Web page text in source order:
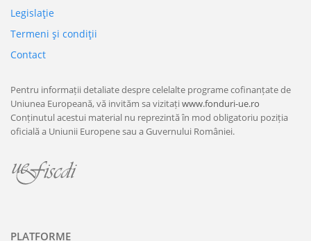
Legislaţie
Termeni şi condiţii
Contact
Pentru informații detaliate despre celelalte programe cofinanțate de
Uniunea Europeană, vă invităm sa vizitațiwww.fonduri-ue.ro
Conținutul acestui material nu reprezintă în mod obligatoriu poziția
oficială a Uniunii Europene sau a Guvernului României.
PLATFORME